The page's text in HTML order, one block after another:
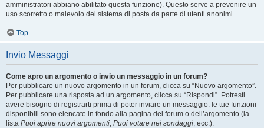
amministratori abbiano abilitato questa funzione). Questo serve a prevenire un
uso scorretto o malevolo del sistema di posta da parte di utenti anonimi.
Top
Invio Messaggi
Come apro un argomento o invio un messaggio in un forum?
Per pubblicare un nuovo argomento in un forum, clicca su “Nuovo argomento”.
Per pubblicare una risposta ad un argomento, clicca su “Rispondi”. Potresti
avere bisogno di registrarti prima di poter inviare un messaggio: le tue funzioni
disponibili sono elencate in fondo alla pagina del forum o dell’argomento (la
lista Puoi aprire nuovi argomenti, Puoi votare nei sondaggi, ecc.).